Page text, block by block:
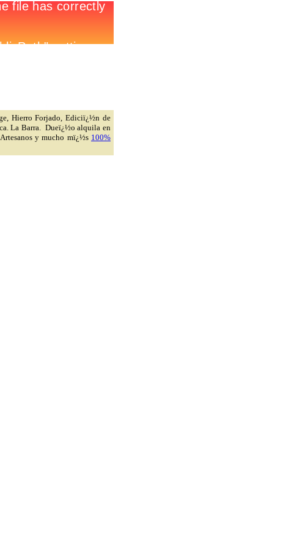
Hierro Forjado, Ediciï¿½n de
La Barra. Dueï¿½o alquila en
y mucho mï¿½s 100%